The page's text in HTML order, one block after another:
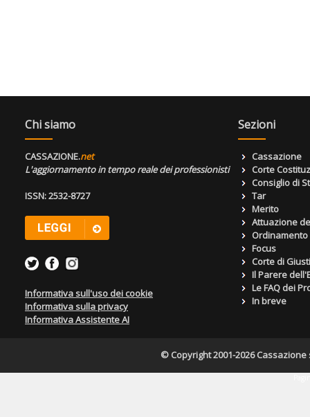
Chi siamo
CASSAZIONE.net
L'aggiornamento in tempo reale dei professionisti
ISSN: 2532-8727
Informativa sull'uso dei cookie
Informativa sulla privacy
Informativa Assistente AI
Sezioni
Cassazione
Corte
Consiglio di
Tar
Merito
Attuazione
Focus
Corte di
Il Parere
Le FAQ dei
In breve
© Copyright 2001-2026 Cassazione